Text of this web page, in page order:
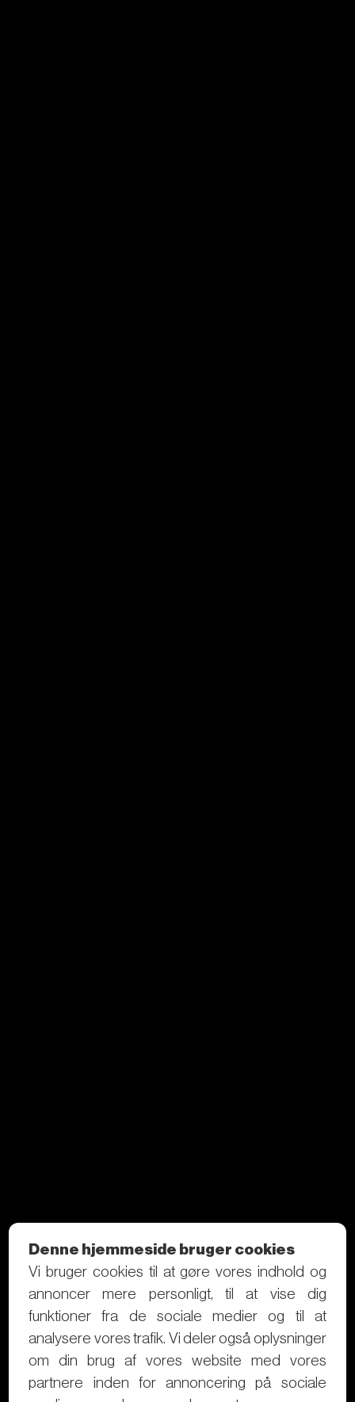
Denne hjemmeside bruger cookies
Vi bruger cookies til at gøre vores indhold og
annoncer mere personligt, til at vise dig
funktioner fra de sociale medier og til at
analysere vores trafik. Vi deler også oplysninger
om din brug af vores website med vores
partnere inden for annoncering på sociale